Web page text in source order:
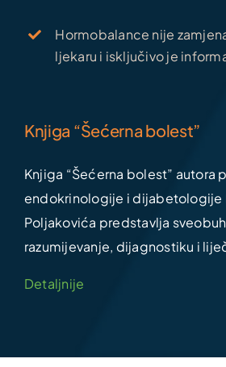
Hormobalance nije
ljekaru i isključivo je
Knjiga “Šećerna bolest”
Knjiga “Šećerna bolest” autora
endokrinologije i dijabetologije
Poljakovića predstavlja
razumijevanje, dijagnostiku i
Detaljnije